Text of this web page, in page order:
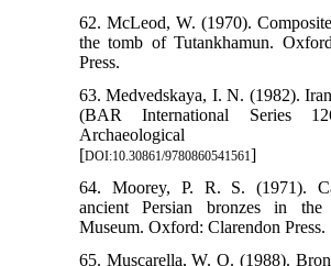
62. McLeod, W. (1970).
the tomb of Tutankhamun.
Press.
63. Medvedskaya, I. N. (1982).
(BAR International Series
Archaeological
[DOI:10.30861/9780860541561]
64. Moorey, P. R. S. (1971).
ancient Persian bronzes in the
Museum. Oxford: Clarendon Press.
65. Muscarella, W. O. (1988).